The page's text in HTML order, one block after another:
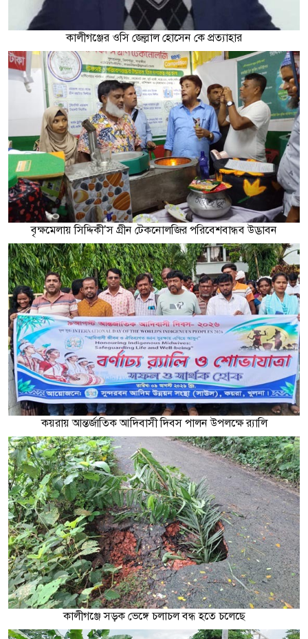
কালীগঞ্জের ওসি জেল্লাল হোসেন কে প্রত্যাহার
বৃক্ষমেলায় সিদ্দিকী’স গ্রীন টেকনোলজির পরিবেশবান্ধব উদ্ভাবন
কয়রায় আন্তর্জাতিক আদিবাসী দিবস পালন উপলক্ষে র‌্যালি
কালীগঞ্জে সড়ক ভেঙ্গে চলাচল বন্ধ হতে চলেছে